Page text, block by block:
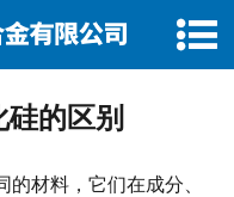
网站首页
的区别
材料，它们在成分、